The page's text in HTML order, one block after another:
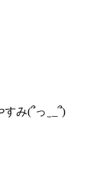
すみ(՞っ ̫ _՞)